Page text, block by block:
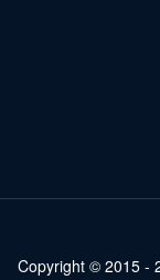
Copyright © 2015 -